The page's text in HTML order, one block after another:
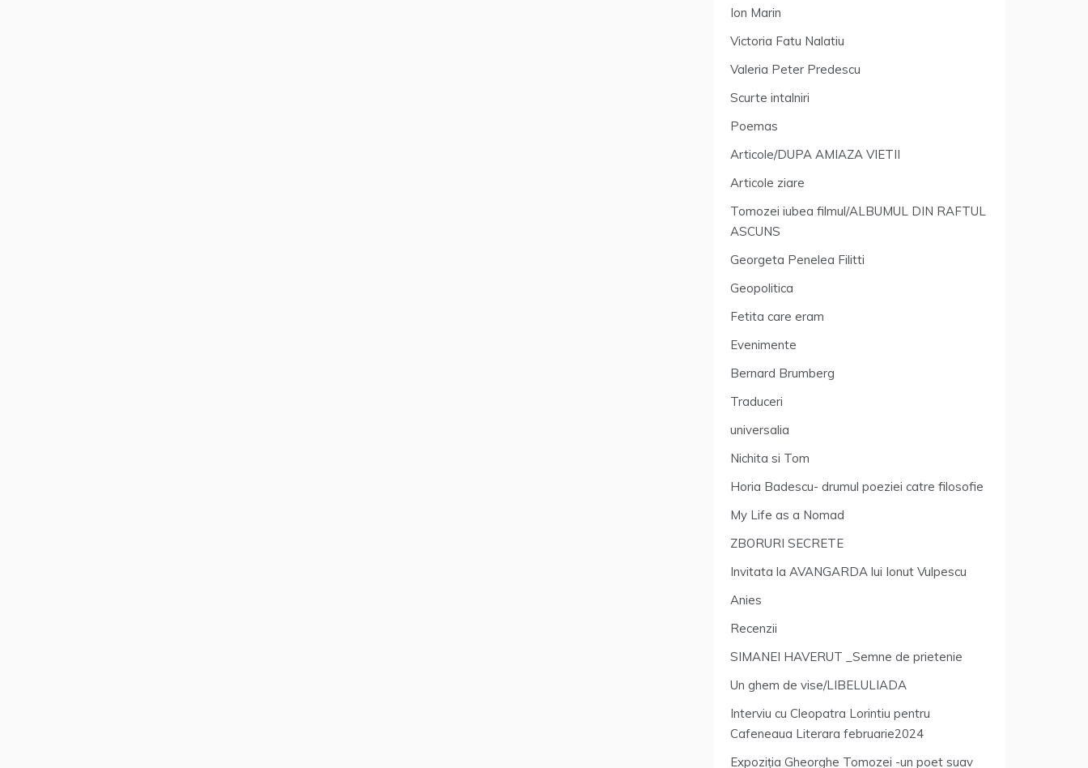
Ion Marin
Victoria Fatu Nalatiu
Valeria Peter Predescu
Scurte intalniri
Poemas
Articole/DUPA AMIAZA VIETII
Articole ziare
Tomozei iubea filmul/ALBUMUL DIN RAFTUL
ASCUNS
Georgeta Penelea Filitti
Geopolitica
Fetita care eram
Evenimente
Bernard Brumberg
Traduceri
universalia
Nichita si Tom
Horia Badescu- drumul poeziei catre filosofie
My Life as a Nomad
ZBORURI SECRETE
Invitata la AVANGARDA lui Ionut Vulpescu
Anies
Recenzii
SIMANEI HAVERUT _Semne de prietenie
Un ghem de vise/LIBELULIADA
Interviu cu Cleopatra Lorintiu pentru
Cafeneaua Literara februarie2024
Expoziția Gheorghe Tomozei -un poet suav